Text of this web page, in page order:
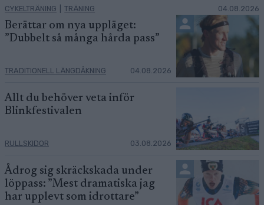
CYKELTRÄNING TRÄNING 04.08.2026
Berättar om nya uppläget:
”Dubbelt så många hårda pass”
TRADITIONELL LÄNGDÅKNING 04.08.2026
Allt du behöver veta inför
Blinkfestivalen
RULLSKIDOR 03.08.2026
Ådrog sig skräckskada under
löppass: ”Mest dramatiska jag
har upplevt som idrottare”